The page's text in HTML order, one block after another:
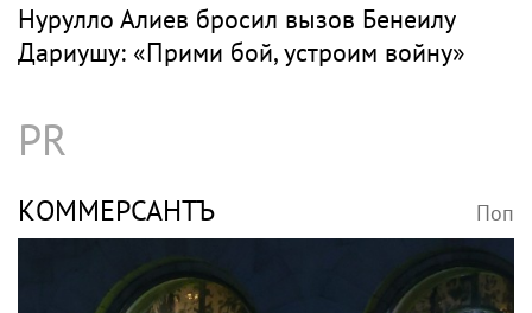
Нурулло Алиев бросил вызов Бенеилу
Дариушу: «Прими бой, устроим войну»
PR
КОММЕРСАНТЪ Поп